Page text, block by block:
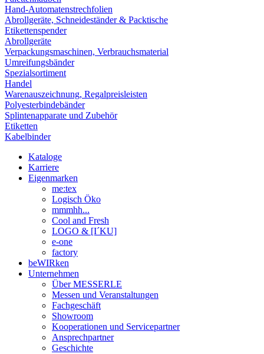
Hand-Automatenstrechfolien
Abrollgeräte, Schneideständer & Packtische
Etikettenspender
Abrollgeräte
Verpackungsmaschinen, Verbrauchsmaterial
Umreifungsbänder
Spezialsortiment
Handel
Warenauszeichnung, Regalpreisleisten
Polyesterbindebänder
Splintenapparate und Zubehör
Etiketten
Kabelbinder
Kataloge
Karriere
Eigenmarken
me:tex
Logisch Öko
mmmhh...
Cool and Fresh
LOGO & [I´KU]
e-one
factory
beWIRken
Unternehmen
Über MESSERLE
Messen und Veranstaltungen
Fachgeschäft
Showroom
Kooperationen und Servicepartner
Ansprechpartner
Geschichte